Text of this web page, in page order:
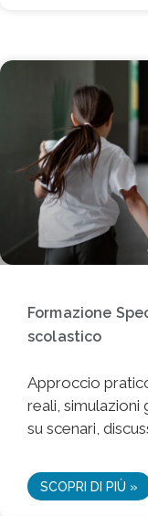
Formazione
scolastico
Approccio
reali, simulazioni
su scenari,
SCOPRI DI PIÙ »